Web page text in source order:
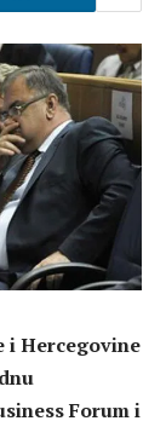
i Hercegovine
Forum i